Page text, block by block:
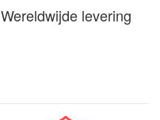
Wereldwijde levering